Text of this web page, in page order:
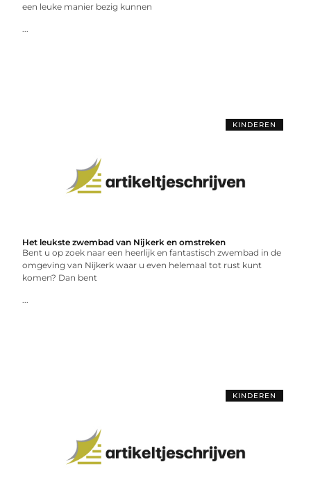
een leuke manier bezig kunnen
...
KINDEREN
Het leukste zwembad van Nijkerk en omstreken
Bent u op zoek naar een heerlijk en fantastisch zwembad in de
omgeving van Nijkerk waar u even helemaal tot rust kunt
komen? Dan bent
...
KINDEREN